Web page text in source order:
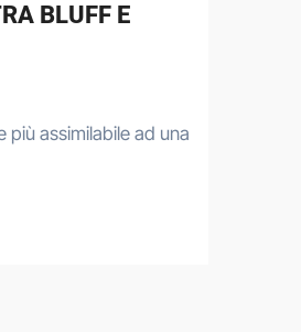
BLUFF E
assimilabile ad una